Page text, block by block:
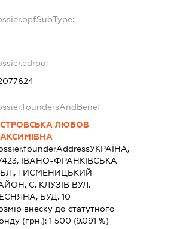
ЛЮБОВ
УКРАЇНА,
IВАНО-ФРАНКIВСЬКА
ТИСМЕНИЦЬКИЙ
С. КЛУЗІВ ВУЛ.
БУД. 10
внеску до статутного
(грн.):1 500 (9.091 %)